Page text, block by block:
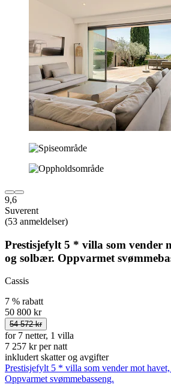
9,6
Suverent
(53 anmeldelser)
Prestisjefylt 5 * villa som vender
og solbær. Oppvarmet
Cassis
7 % rabatt
50 800 kr
54 572 kr
for 7 netter, 1 villa
7 257 kr per natt
inkludert skatter og avgifter
Prestisjefylt 5 * villa som vender mot
Oppvarmet svømmebasseng.